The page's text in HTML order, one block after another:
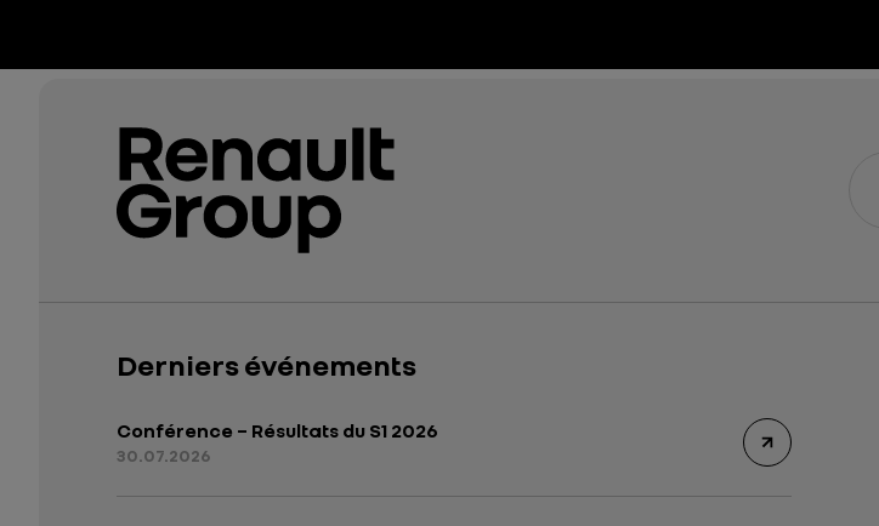
Derniers événements
Conférence – Résultats du S1 2026
30.07.2026